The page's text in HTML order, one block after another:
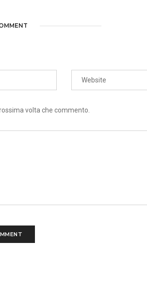
volta che commento.